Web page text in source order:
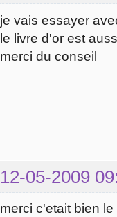
je vais essayer
le livre d'or est
merci du conseil
12-05-2009
merci c'etait bien